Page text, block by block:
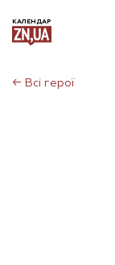
КАЛЕНДАР
← Всі герої